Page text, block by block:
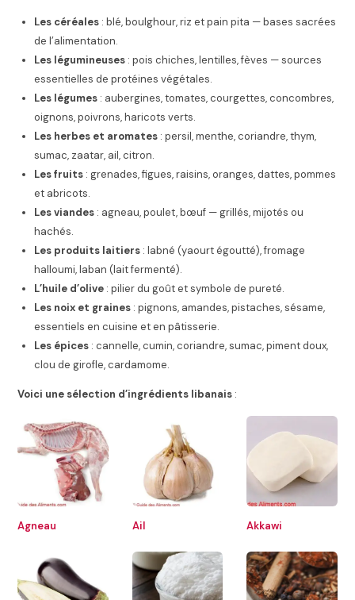
Les céréales : blé, boulghour, riz et pain pita — bases sacrées
de l’alimentation.
Les légumineuses : pois chiches, lentilles, fèves — sources
essentielles de protéines végétales.
Les légumes : aubergines, tomates, courgettes, concombres,
oignons, poivrons, haricots verts.
Les herbes et aromates : persil, menthe, coriandre, thym,
sumac, zaatar, ail, citron.
Les fruits : grenades, figues, raisins, oranges, dattes, pommes
et abricots.
Les viandes : agneau, poulet, bœuf — grillés, mijotés ou
hachés.
Les produits laitiers : labné (yaourt égoutté), fromage
halloumi, laban (lait fermenté).
L’huile d’olive : pilier du goût et symbole de pureté.
Les noix et graines : pignons, amandes, pistaches, sésame,
essentiels en cuisine et en pâtisserie.
Les épices : cannelle, cumin, coriandre, sumac, piment doux,
clou de girofle, cardamome.
Voici une sélection d’ingrédients libanais :
Agneau Ail Akkawi